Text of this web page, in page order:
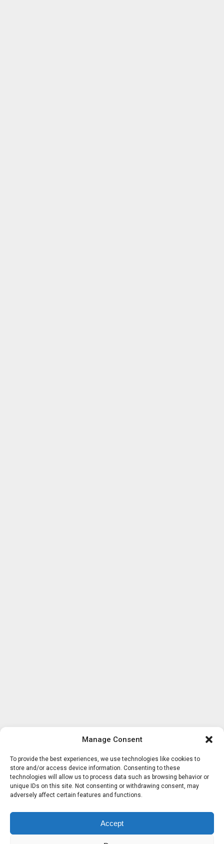
Manage Consent
To provide the best experiences, we use technologies like cookies to
store and/or access device information. Consenting to these
technologies will allow us to process data such as browsing behavior or
unique IDs on this site. Not consenting or withdrawing consent, may
adversely affect certain features and functions.
Accept